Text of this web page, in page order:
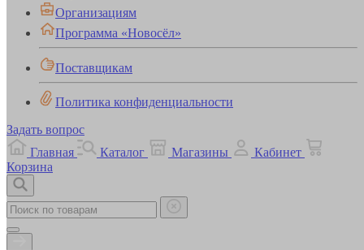
Организациям
Программа «Новосёл»
Поставщикам
Политика конфиденциальности
Задать вопрос
Главная
Каталог Магазины
Кабинет
Корзина